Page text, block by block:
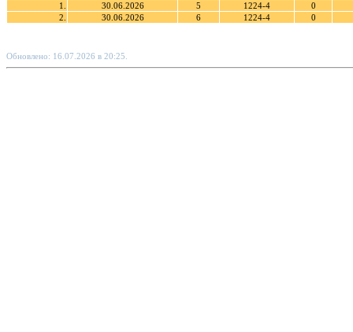
1.
30.06.2026 5 1224-4
0
2.
30.06.2026 6 1224-4 0
Обновлено: 16.07.2026 в 20:25.